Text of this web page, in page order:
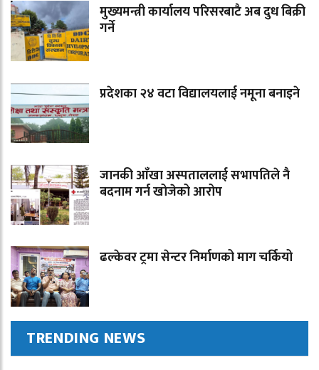
मुख्यमन्त्री कार्यालय परिसरबाटै अब दुध बिक्री
गर्ने
प्रदेशका २४ वटा विद्यालयलाई नमूना बनाइने
जानकी आँखा अस्पताललाई सभापतिले नै
बदनाम गर्न खोजेको आरोप
ढल्केवर ट्रमा सेन्टर निर्माणको माग चर्कियो
TRENDING NEWS